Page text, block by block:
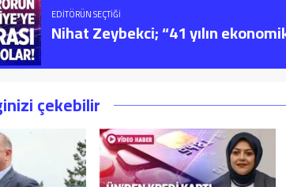
EDITÖRÜN SEÇTIĞI
Nihat Zeybekci; “41 yılın
çekebilir